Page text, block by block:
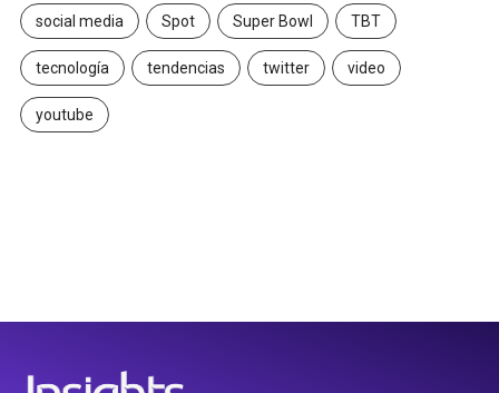
social media Spot Super Bowl TBT
tecnología tendencias twitter video
youtube